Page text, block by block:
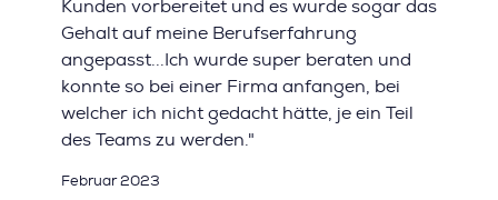
Kunden vorbereitet und es wurde sogar das
Gehalt auf meine Berufserfahrung
angepasst...Ich wurde super beraten und
konnte so bei einer Firma anfangen, bei
welcher ich nicht gedacht hätte, je ein Teil
des Teams zu werden."
Februar 2023